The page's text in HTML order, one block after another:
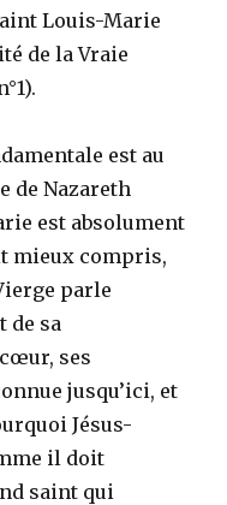
Louis-Marie
de la Vraie
est au
de Nazareth
est absolument
mieux compris,
parle
de sa
ses
jusqu’ici, et
Jésus-
il doit
saint qui